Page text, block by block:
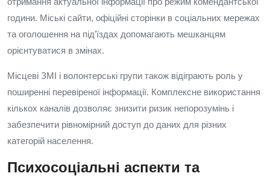
години. Міські сайти, офіційні сторінки в соціальних мережах
та оголошення на під’їздах допомагають мешканцям
орієнтуватися в змінах.
Місцеві ЗМІ і волонтерські групи також відіграють роль у
поширенні перевіреної інформації. Комплексне використання
кількох каналів дозволяє знизити ризик непорозумінь і
забезпечити рівномірний доступ до даних для різних
категорій населення.
Психосоціальні аспекти та